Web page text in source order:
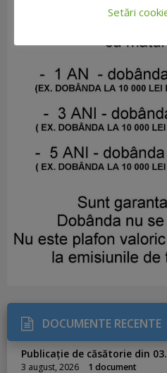
DOCUMENTE RECENTE
Publicație de căsătorie din
3 august, 2026 1 document
Setări